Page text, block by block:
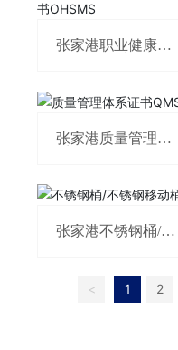
张家港职业健康安
张家港质量管理体
张家港不锈钢桶/不
< 1 2